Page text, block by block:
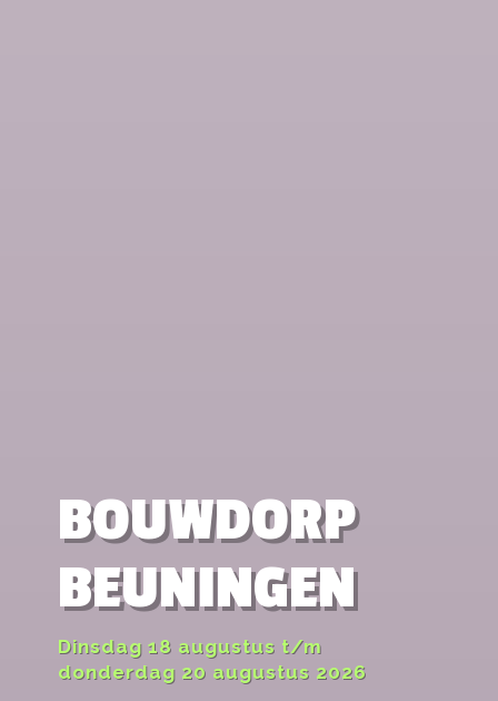
BOUWDORP
BEUNINGEN
Dinsdag 18 augustus t/m
donderdag 20 augustus 2026